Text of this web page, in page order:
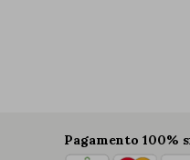
Pagamento 100%